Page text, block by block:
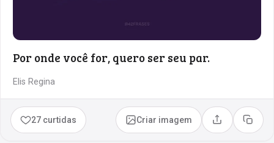
Por onde você for, quero ser seu par.
Elis Regina
27 curtidas Criar imagem Compartilhar
Copiar